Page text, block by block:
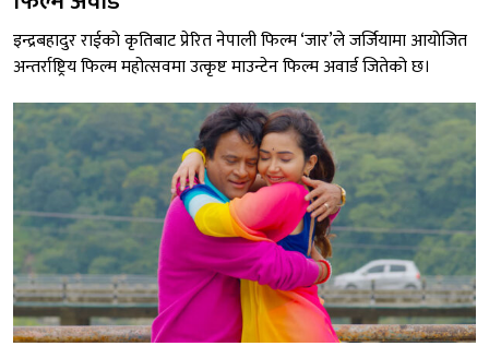
इन्द्रबहादुर राईको कृतिबाट प्रेरित नेपाली फिल्म ‘जार’ले जर्जियामा आयोजित
अन्तर्राष्ट्रिय फिल्म महोत्सवमा उत्कृष्ट माउन्टेन फिल्म अवार्ड जितेको छ।